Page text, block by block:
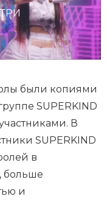
были копиями
SUPERKIND
В
SUPERKIND
в
больше
и